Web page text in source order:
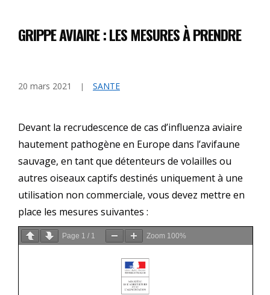
GRIPPE AVIAIRE : LES MESURES À PRENDRE
20 mars 2021 SANTE
Devant la recrudescence de cas d’influenza aviaire
hautement pathogène en Europe dans l’avifaune
sauvage, en tant que détenteurs de volailles ou
autres oiseaux captifs destinés uniquement à une
utilisation non commerciale, vous devez mettre en
place les mesures suivantes :
Page 1 / 1 Zoom 100%